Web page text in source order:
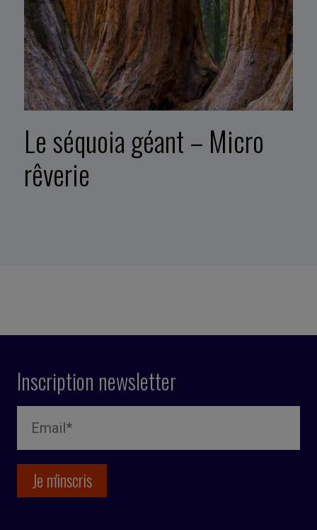
Le séquoia géant – Micro
rêverie
Inscription newsletter